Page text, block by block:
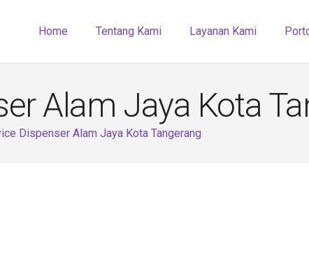
Home Tentang Kami Layanan Kami
Alam Jaya Kota
Dispenser Alam Jaya Kota Tangerang